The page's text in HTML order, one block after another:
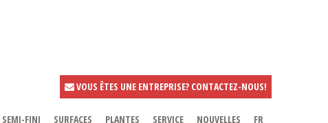
VOUS ÊTES UNE ENTREPRISE? CONTACTEZ-NOUS!
SEMI-FINI SURFACES PLANTES SERVICE NOUVELLES FR